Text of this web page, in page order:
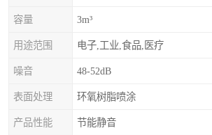
容量 3m³
用途范围 电子,工业,食品,医疗
噪音 48-52dB
表面处理 环氧树脂喷涂
产品性能 节能静音